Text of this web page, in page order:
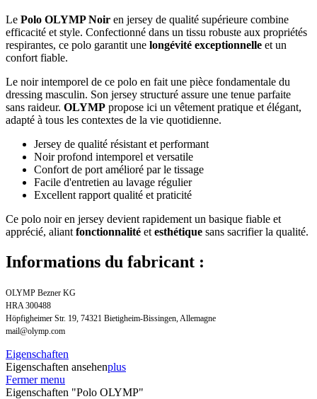
Le Polo OLYMP Noir en jersey de qualité supérieure combine
efficacité et style. Confectionné dans un tissu robuste aux propriétés
respirantes, ce polo garantit une longévité exceptionnelle et un
confort fiable.
Le noir intemporel de ce polo en fait une pièce fondamentale du
dressing masculin. Son jersey structuré assure une tenue parfaite
sans raideur. OLYMP propose ici un vêtement pratique et élégant,
adapté à tous les contextes de la vie quotidienne.
Jersey de qualité résistant et performant
Noir profond intemporel et versatile
Confort de port amélioré par le tissage
Facile d'entretien au lavage régulier
Excellent rapport qualité et praticité
Ce polo noir en jersey devient rapidement un basique fiable et
apprécié, aliant fonctionnalité et esthétique sans sacrifier la qualité.
Informations du fabricant :
OLYMP Bezner KG
HRA 300488
Höpfigheimer Str. 19, 74321 Bietigheim-Bissingen, Allemagne
mail@olymp.com
Eigenschaften
Eigenschaften ansehenplus
Fermer menu
Eigenschaften "Polo OLYMP"